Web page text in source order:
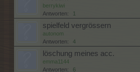
berrykiwi
Antworten:
1
spielfeld vergrössern
autonom
Antworten:
4
löschung meines acc.
emma1144
Antworten:
6